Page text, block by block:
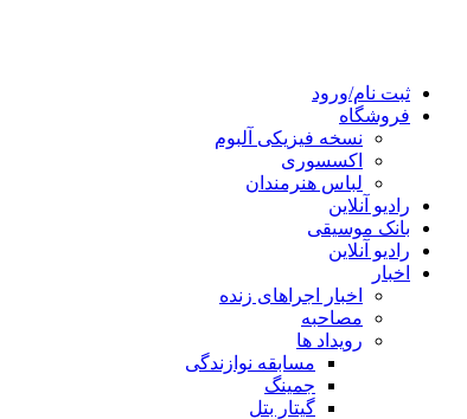
ثبت نام/ورود
فروشگاه
نسخه فیزیکی آلبوم
اکسسوری
لباس هنرمندان
رادیو آنلاین
بانک موسیقی
رادیو آنلاین
اخبار
اخبار اجراهای زنده
مصاحبه
رویداد ها
مسابقه نوازندگی
جمینگ
گیتار بتل